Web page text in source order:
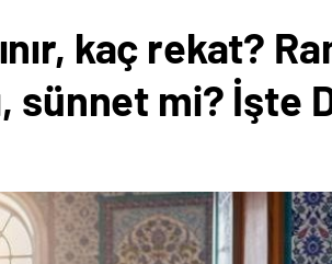
kaç rekat?
sünnet mi? İşte